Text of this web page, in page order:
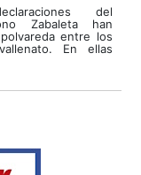
del
Zabaleta han
entre los
En ellas